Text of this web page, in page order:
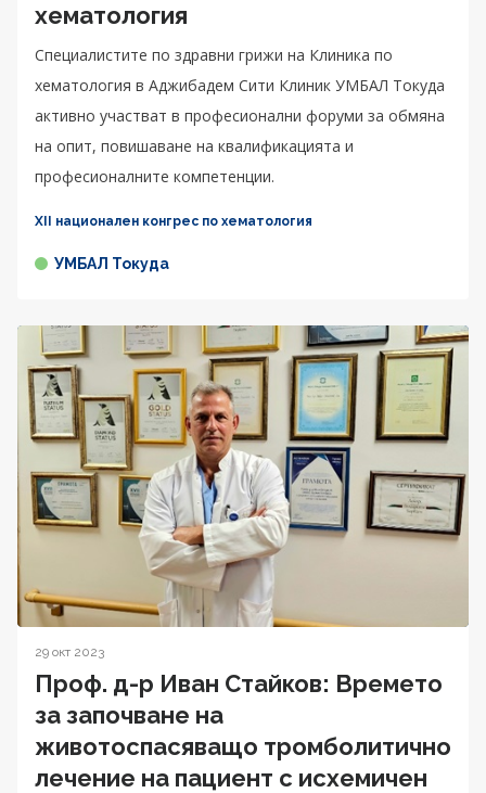
хематология
Специалистите по здравни грижи на Клиника по
хематология в Аджибадем Сити Клиник УМБАЛ Токуда
активно участват в професионални форуми за обмяна
на опит, повишаване на квалификацията и
професионалните компетенции.
XII национален конгрес по хематология
УМБАЛ Токуда
29 окт 2023
Проф. д-р Иван Стайков: Времето
за започване на
животоспасяващо тромболитично
лечение на пациент с исхемичен